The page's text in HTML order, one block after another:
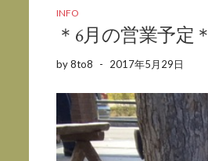
INFO
＊6月の営業予定＊
by8to8 - 2017年5月29日